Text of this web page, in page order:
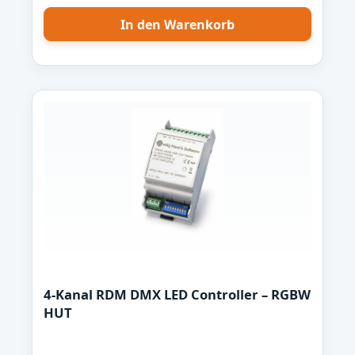
durch das OLED Display und die 4 Tasten
sehr einfach und kann auch von einem Laien
abgespielt. Eine 20-minütige Aufnahme
Karte. Damit ist der handliche DMX
Recorder/Streamer das ideale Werkzeug für
Architekturanwendungen oder
Messestände. Ich verwende den DMX
Recorder z.B. im Garten für die Beleuchtung
und für einen kleinen Springbrunnen. Ein
In den Warenkorb
4-Kanal RDM DMX LED Controller – RGBW
HUT